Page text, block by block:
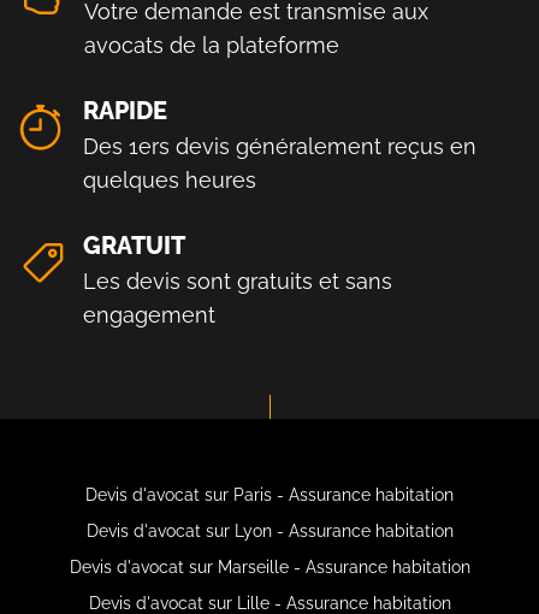
Votre demande est transmise aux
avocats de la plateforme
RAPIDE
Des 1ers devis généralement reçus en
quelques heures
GRATUIT
Les devis sont gratuits et sans
engagement
Devis d'avocat sur Paris - Assurance habitation
Devis d'avocat sur Lyon - Assurance habitation
Devis d'avocat sur Marseille - Assurance habitation
Devis d'avocat sur Lille - Assurance habitation